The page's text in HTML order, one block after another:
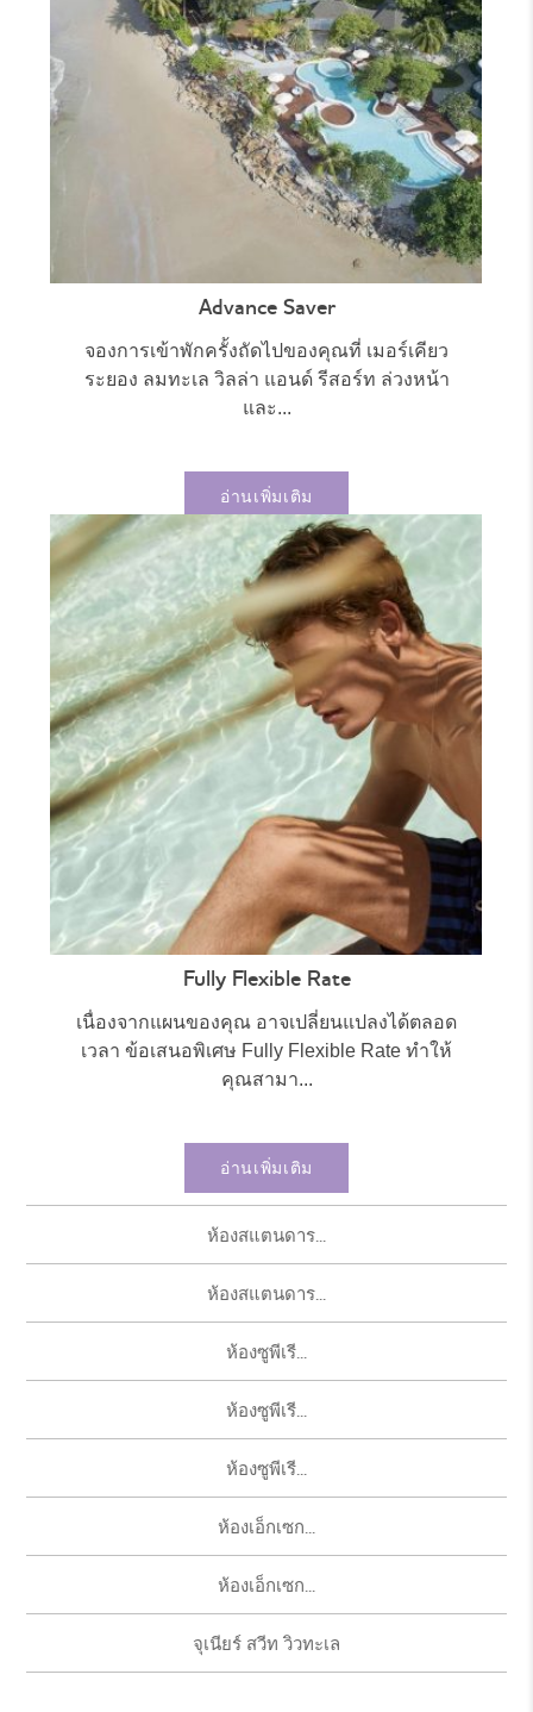
Advance Saver
จองการเข้าพักครั้งถัดไปของคุณที่ เมอร์เคียว
ระยอง ลมทะเล วิลล่า แอนด์ รีสอร์ท ล่วงหน้า
และ...
อ่านเพิ่มเติม
Fully Flexible Rate
เนื่องจากแผนของคุณ อาจเปลี่ยนแปลงได้ตลอด
เวลา ข้อเสนอพิเศษ Fully Flexible Rate ทำให้
คุณสามา...
อ่านเพิ่มเติม
ห้องสแตนดาร...
ห้องสแตนดาร...
ห้องซูพีเรี...
ห้องซูพีเรี...
ห้องซูพีเรี...
ห้องเอ็กเซก...
ห้องเอ็กเซก...
จุเนียร์ สวีท วิวทะเล